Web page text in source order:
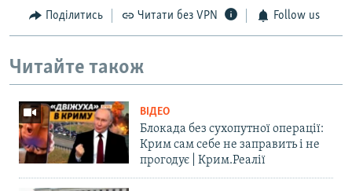
Поділитись Читати без VPN Follow us
Читайте також
ВІДЕО
Блокада без сухопутної операції:
Крим сам себе не заправить і не
прогодує | Крим.Реалії